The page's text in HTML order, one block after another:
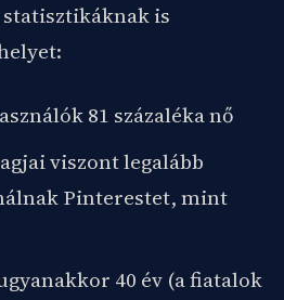
statisztikáknak is
81 százaléka nő
viszont legalább
Pinterestet, mint
40 év (a fiatalok